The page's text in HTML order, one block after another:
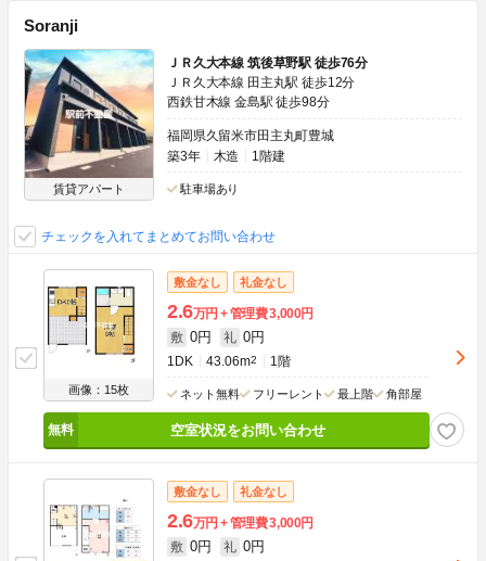
Soranji
賃貸アパート
ＪＲ久大本線 筑後草野駅 徒歩76分
ＪＲ久大本線 田主丸駅 徒歩12分
西鉄甘木線 金島駅 徒歩98分
福岡県久留米市田主丸町豊城
築3年
木造 1階建
駐車場あり
チェックを入れてまとめてお問い合わせ
画像：15枚
敷金なし 礼金なし
2.6万円 管理費3,000円
敷 0円 礼 0円
1DK 43.06m2 1階
ネット無料 フリーレント 最上階 角部屋
空室状況をお問い合わせ
敷金なし 礼金なし
2.6万円 管理費3,000円
敷 0円 礼 0円